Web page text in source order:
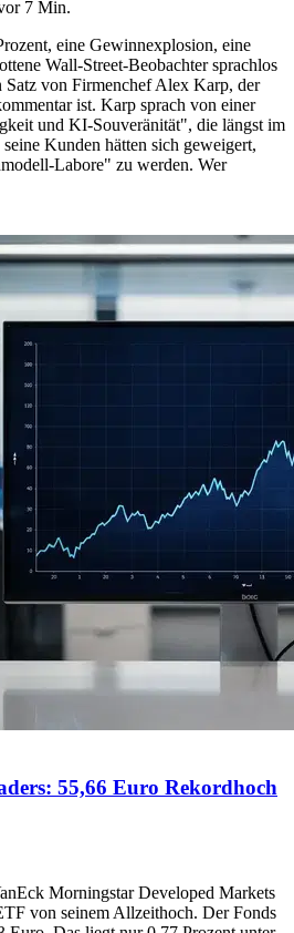
7 Min.
eine Gewinnexplosion, eine
Wall-Street-Beobachter sprachlos
Satz von Firmenchef Alex Karp, der
ist. Karp sprach von einer
und KI-Souveränität", die längst im
Kunden hätten sich geweigert,
Labore" zu werden. Wer
55,66 Euro Rekordhoch
Morningstar Developed Markets
von seinem Allzeithoch. Der Fonds